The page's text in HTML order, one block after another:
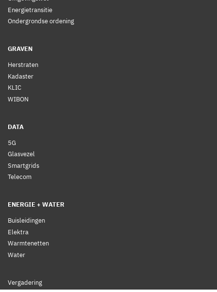
Energietransitie
Ondergrondse ordening
GRAVEN
Herstraten
Kadaster
KLIC
WIBON
DATA
5G
Glasvezel
Smartgrids
Telecom
ENERGIE + WATER
Buisleidingen
Elektra
Warmtenetten
Water
Vergadering